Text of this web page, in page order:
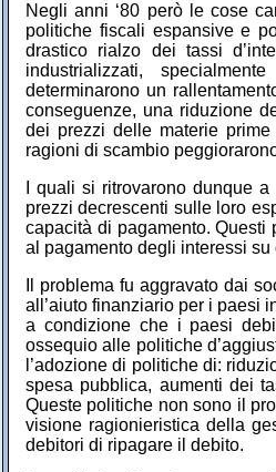
Negli anni ‘80 però le cose
politiche fiscali espansive e
drastico rialzo dei tassi
industrializzati,
determinarono un
conseguenze, una riduzione
dei prezzi delle materie
ragioni di scambio
I quali si ritrovarono dunque
prezzi decrescenti sulle loro
capacità di pagamento. Questi
al pagamento degli interessi
Il problema fu aggravato dai
all’aiuto finanziario per i paesi
a condizione che i paesi
ossequio alle politiche
l’adozione di politiche di:
spesa pubblica, aumenti dei
Queste politiche non sono il
visione ragionieristica della
debitori di ripagare il debito.